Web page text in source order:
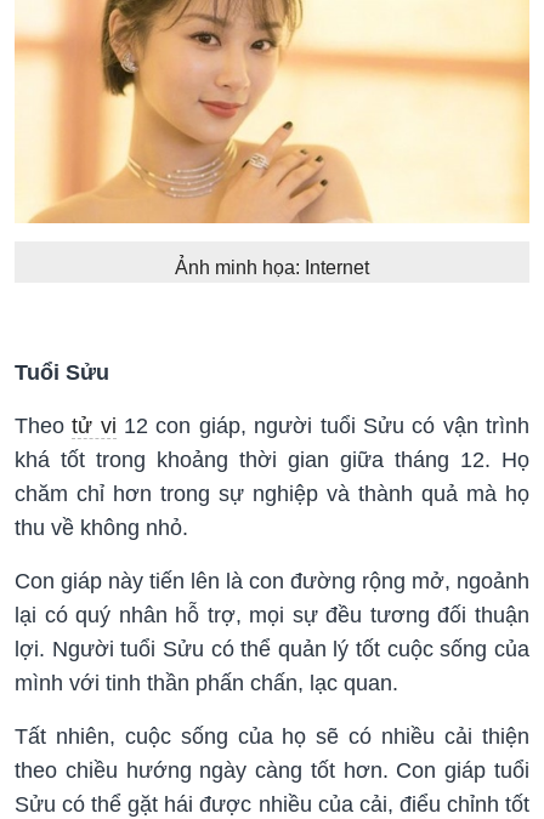
Ảnh minh họa: Internet
Tuổi Sửu
Theotử vi 12 con giáp, người tuổi Sửu có vận trình
khá tốt trong khoảng thời gian giữa tháng 12. Họ
chăm chỉ hơn trong sự nghiệp và thành quả mà họ
thu về không nhỏ.
Con giáp này tiến lên là con đường rộng mở, ngoảnh
lại có quý nhân hỗ trợ, mọi sự đều tương đối thuận
lợi. Người tuổi Sửu có thể quản lý tốt cuộc sống của
mình với tinh thần phấn chấn, lạc quan.
Tất nhiên, cuộc sống của họ sẽ có nhiều cải thiện
theo chiều hướng ngày càng tốt hơn. Con giáp tuổi
Sửu có thể gặt hái được nhiều của cải, điểu chỉnh tốt